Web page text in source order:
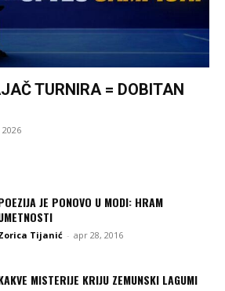
TURNIRA = DOBITAN
JE PONOVO U MODI: HRAM
Tijanić - apr 28, 2016
MISTERIJE KRIJU ZEMUNSKI LAGUMI